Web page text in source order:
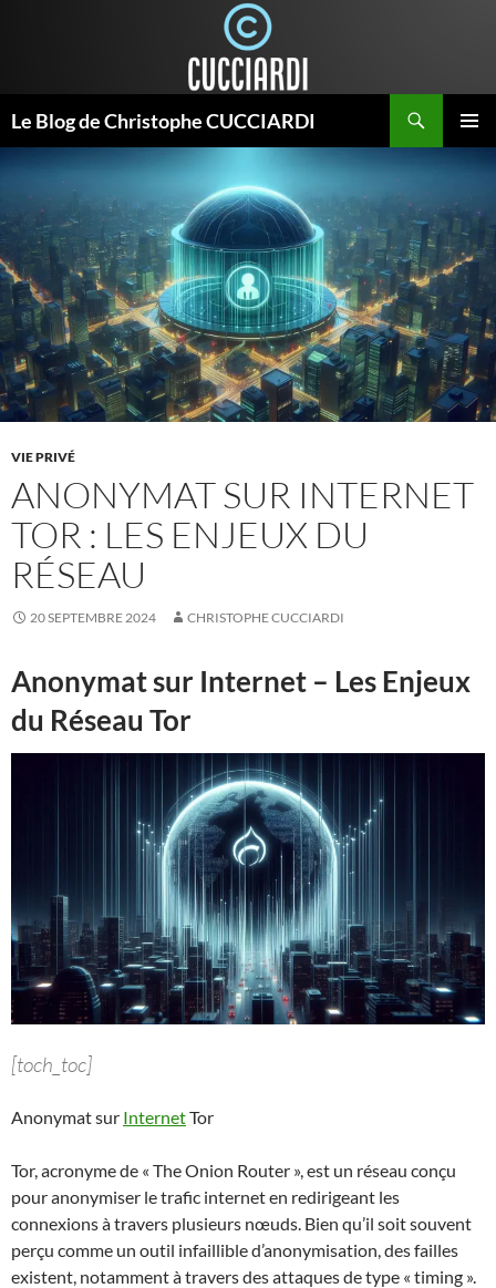
Le Blog de Christophe CUCCIARDI
VIE PRIVÉ
ANONYMAT SUR INTERNET
TOR : LES ENJEUX DU
RÉSEAU
20 SEPTEMBRE 2024 CHRISTOPHE CUCCIARDI
Anonymat sur Internet – Les Enjeux
du Réseau Tor
[toch_toc]
Anonymat sur InternetTor
Tor, acronyme de « The Onion Router », est un réseau conçu
pour anonymiser le trafic internet en redirigeant les
connexions à travers plusieurs nœuds. Bien qu’il soit souvent
perçu comme un outil infaillible d’anonymisation, des failles
existent, notamment à travers des attaques de type « timing ».